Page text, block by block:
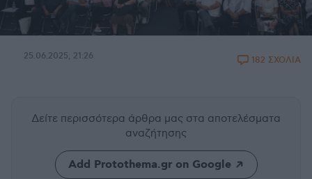
25.06.2025, 21:26 182 ΣΧΟΛΙΑ
Δείτε περισσότερα άρθρα μας στα αποτελέσματα
αναζήτησης
Add Protothema.gr on Google